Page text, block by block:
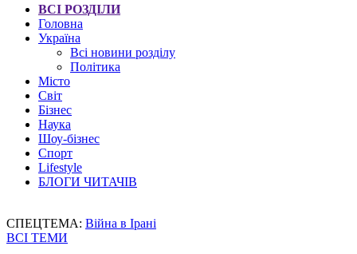
ВСІ РОЗДІЛИ
Головна
Україна
Всі новини розділу
Політика
Місто
Світ
Бізнес
Наука
Шоу-бізнес
Спорт
Lifestyle
БЛОГИ ЧИТАЧІВ
СПЕЦТЕМА: Війна в Ірані
ВСІ ТЕМИ